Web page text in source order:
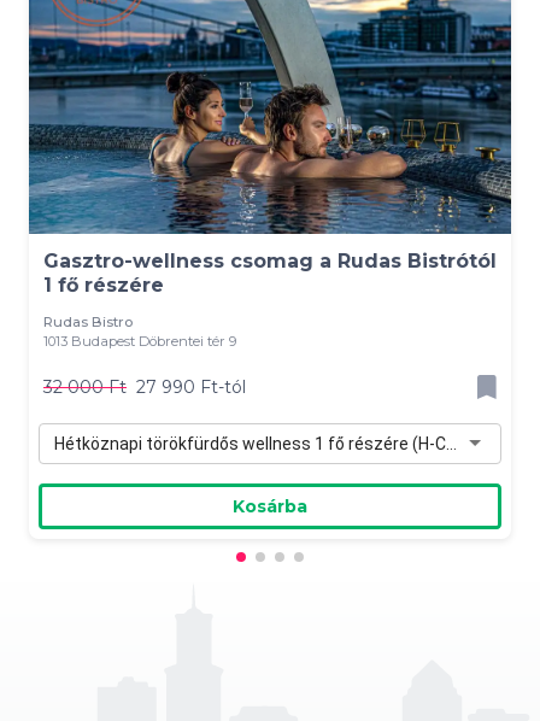
Gasztro-wellness csomag a Rudas Bistrótól
1 fő részére
Rudas Bistro
1013 Budapest Döbrentei tér 9
32 000 Ft 27 990 Ft-tól
Kosárba